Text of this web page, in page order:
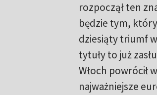
rozpoczął ten
będzie tym,
dziesiąty triumf
tytuły to już
Włoch powrócił
najważniejsze